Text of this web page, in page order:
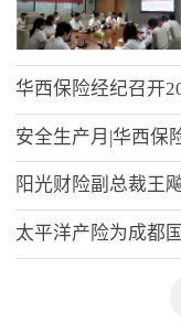
阳光财险副总裁王